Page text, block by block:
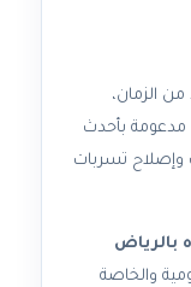
الزمان،
مدعومة بأحدث
وإصلاح تسربات
بالرياض
والخاصة